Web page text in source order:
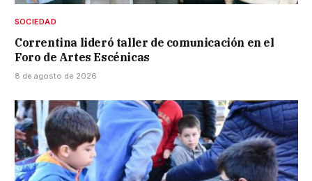
SOCIEDAD
Correntina lideró taller de comunicación en el
Foro de Artes Escénicas
8 de agosto de 2026